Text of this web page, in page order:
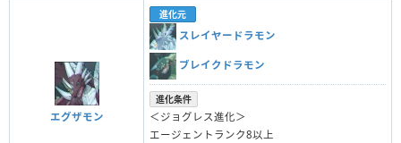
エグザモン
進化元
スレイヤードラモン
ブレイクドラモン
進化条件
＜ジョグレス進化＞
エージェントランク8以上